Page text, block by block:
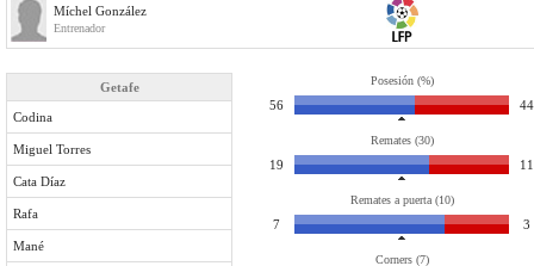
Míchel González
Entrenador
Getafe
Codina
Miguel Torres
Cata Díaz
Rafa
Mané
Posesión (%)
56 44
Remates (30)
19 11
Remates a puerta (10)
7 3
Corners (7)